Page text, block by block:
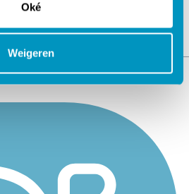
Oké
Weigeren